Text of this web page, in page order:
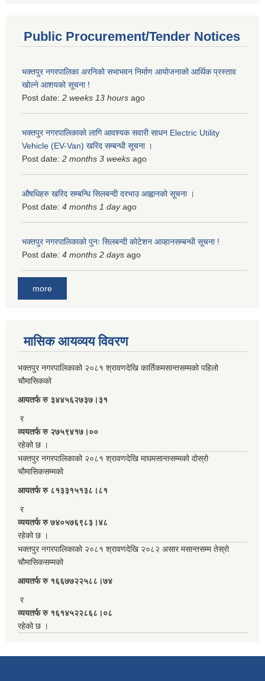
Public Procurement/Tender Notices
भक्तपुर नगरपालिका अरनिको सभाभवन निर्माण आयोजनाको आर्थिक प्रस्ताव
खोल्ने आशयको सूचना !
Post date: 2 weeks 13 hours ago
भक्तपुर नगरपालिकाकाे लागि आवश्यक सवारी साधन Electric Utility
Vehicle (EV-Van) खरिद सम्बन्धी सूचना ।
Post date: 2 months 3 weeks ago
औषधिहरु खरिद सम्बन्धि सिलबन्दी दरभाउ आह्वानको सूचना ।
Post date: 4 months 1 dayago
भक्तपुर नगरपालिकाको पुनः सिलबन्दी कोटेशन आव्हानसम्बन्धी सूचना !
Post date: 4 months 2 days ago
more
मासिक आयव्यय विवरण
भक्तपुर नगरपालिकाको २०८१ श्रावणदेखि कार्तिकमसान्तसम्मको पहिलो
चौमासिकको
आयतर्फ रु‌ ३४४५६२७३७।३१
र
व्ययतर्फ रु २७५९४१७।००
रहेको छ ।
भक्तपुर नगरपालिकाको २०८१ श्रावणदेखि माघमसान्तसम्मको दोस्रो
चौमासिकसम्मको
आयतर्फ रु‌ ८१३३१५१३८।८१
र
व्ययतर्फ रु ७४०५७६९८३।४८
रहेको छ ।
भक्तपुर नगरपालिकाको २०८१ श्रावणदेखि २०८२ असार मसान्तसम्म तेस्रो
चौमासिकसम्मको
आयतर्फ रु‌ १६६७७२२५८८।७४
र
व्ययतर्फ रु १६१४५२२८६८।०८
रहेको छ ।